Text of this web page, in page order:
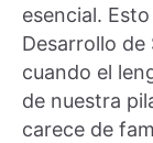
esencial.
Desarrollo de
cuando el
de nuestra
carece de